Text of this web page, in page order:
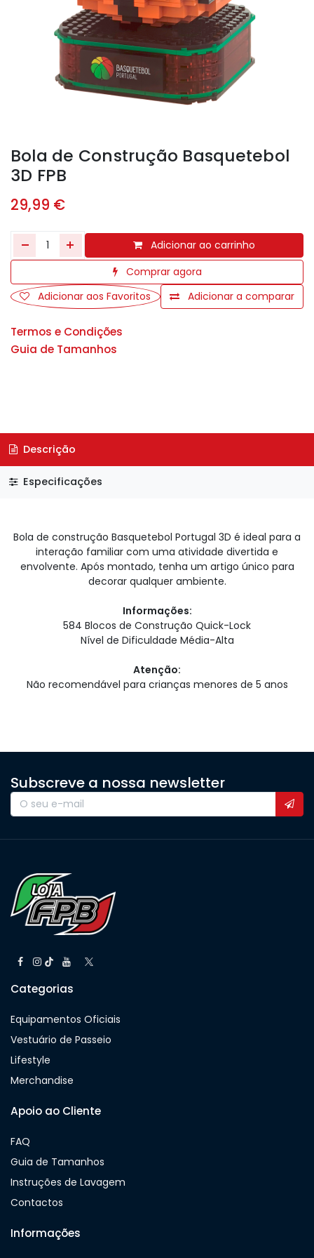
Bola de Construção Basquetebol
3D FPB
29,99 €
Adicionar ao carrinho
Comprar agora
Adicionar a comparar
Adicionar aos Favoritos
Termos e Condições
Guia de Tamanhos
Descrição
Especificações
Bola de construção Basquetebol Portugal 3D é ideal para a
interação familiar com uma atividade divertida e
envolvente. Após montado, tenha um artigo único para
decorar qualquer ambiente.
Informações:
584 Blocos de Construção Quick-Lock
Nível de Dificuldade Média-Alta
Atenção:
Não recomendável para crianças menores de 5 anos
Subscreve a nossa newsletter
Categorias
Equipamentos Oficiais
Vestuário de Passeio
Lifestyle
Merchandise
Apoio ao Cliente
FAQ
Guia de Tamanhos
Instruções de Lavagem
Contactos
Informações